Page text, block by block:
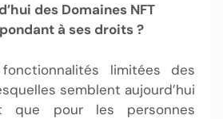
des Domaines NFT
à ses droits ?
limitées des
semblent aujourd’hui
que pour les personnes